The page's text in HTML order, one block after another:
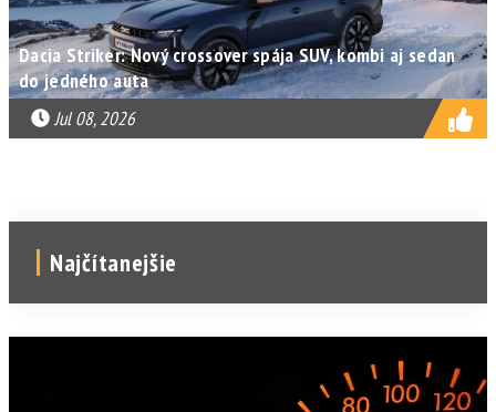
Dacia Striker: Nový crossover spája SUV, kombi aj sedan
do jedného auta
Jul 08, 2026
Najčítanejšie